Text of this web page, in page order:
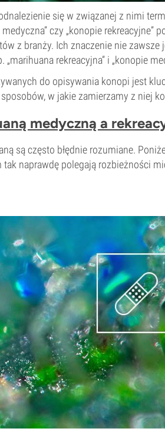
się w związanej z nimi
czy „konopie rekreacyjne”
z branży. Ich znaczenie nie zawsze
rekreacyjna” i „konopie
do opisywania konopi jest
w jakie zamierzamy z niej
medyczną a
są często błędnie rozumiane.
naprawdę polegają rozbieżności